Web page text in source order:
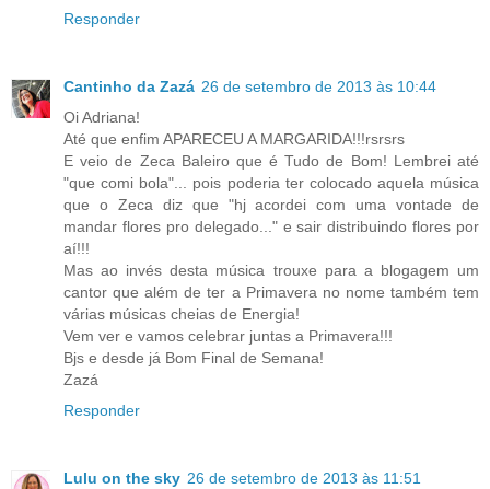
Responder
Cantinho da Zazá 26 de setembro de 2013 às 10:44
Oi Adriana!
Até que enfim APARECEU A MARGARIDA!!!rsrsrs
E veio de Zeca Baleiro que é Tudo de Bom! Lembrei até
"que comi bola"... pois poderia ter colocado aquela música
que o Zeca diz que "hj acordei com uma vontade de
mandar flores pro delegado..." e sair distribuindo flores por
aí!!!
Mas ao invés desta música trouxe para a blogagem um
cantor que além de ter a Primavera no nome também tem
várias músicas cheias de Energia!
Vem ver e vamos celebrar juntas a Primavera!!!
Bjs e desde já Bom Final de Semana!
Zazá
Responder
Lulu on the sky 26 de setembro de 2013 às 11:51